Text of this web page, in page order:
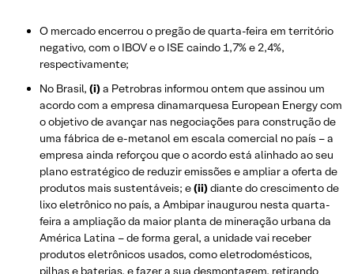
O mercado encerrou o pregão de quarta-feira em território
negativo, com o IBOV e o ISE caindo 1,7% e 2,4%,
respectivamente;
No Brasil, (i)a Petrobras informou ontem que assinou um
acordo com a empresa dinamarquesa European Energy com
o objetivo de avançar nas negociações para construção de
uma fábrica de e-metanol em escala comercial no país – a
empresa ainda reforçou que o acordo está alinhado ao seu
plano estratégico de reduzir emissões e ampliar a oferta de
produtos mais sustentáveis; e(ii)diante do crescimento de
lixo eletrônico no país, a Ambipar inaugurou nesta quarta-
feira a ampliação da maior planta de mineração urbana da
América Latina – de forma geral, a unidade vai receber
produtos eletrônicos usados, como eletrodomésticos,